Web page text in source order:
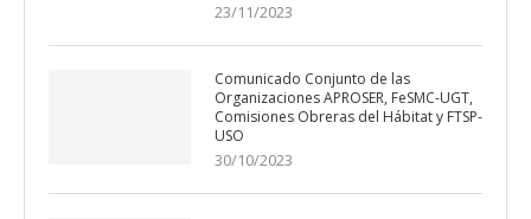
23/11/2023
Comunicado Conjunto de las
Organizaciones APROSER, FeSMC-UGT,
Comisiones Obreras del Hábitat y FTSP-
USO
30/10/2023